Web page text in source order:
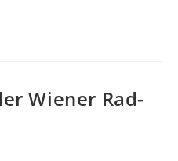
Wiener Rad-